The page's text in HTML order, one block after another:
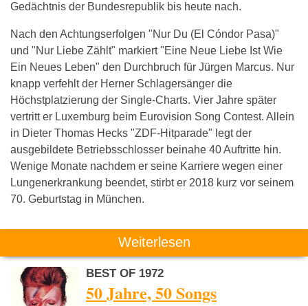
Gedächtnis der Bundesrepublik bis heute nach.
Nach den Achtungserfolgen "Nur Du (El Cóndor Pasa)"
und "Nur Liebe Zählt" markiert "Eine Neue Liebe Ist Wie
Ein Neues Leben" den Durchbruch für Jürgen Marcus. Nur
knapp verfehlt der Herner Schlagersänger die
Höchstplatzierung der Single-Charts. Vier Jahre später
vertritt er Luxemburg beim Eurovision Song Contest. Allein
in Dieter Thomas Hecks "ZDF-Hitparade" legt der
ausgebildete Betriebsschlosser beinahe 40 Auftritte hin.
Wenige Monate nachdem er seine Karriere wegen einer
Lungenerkrankung beendet, stirbt er 2018 kurz vor seinem
70. Geburtstag in München.
Weiterlesen
BEST OF 1972
50 Jahre, 50 Songs